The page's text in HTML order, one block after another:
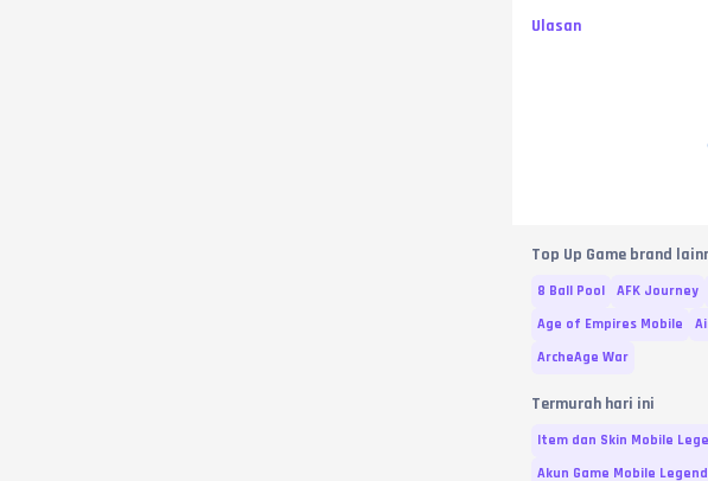
Ulasan
Top Up Game brand
8 Ball Pool AFK Journey
Age of Empires Mobile
ArcheAge War
Termurah hari ini
Item dan Skin Mobile
Akun Game Mobile